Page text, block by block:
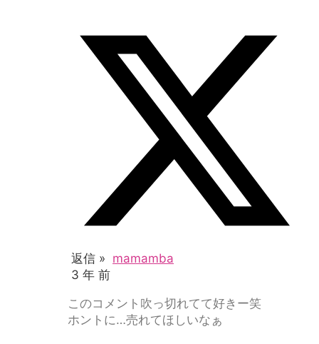
返信 » mamamba
3 年 前
このコメント吹っ切れてて好きー笑
ホントに…売れてほしいなぁ